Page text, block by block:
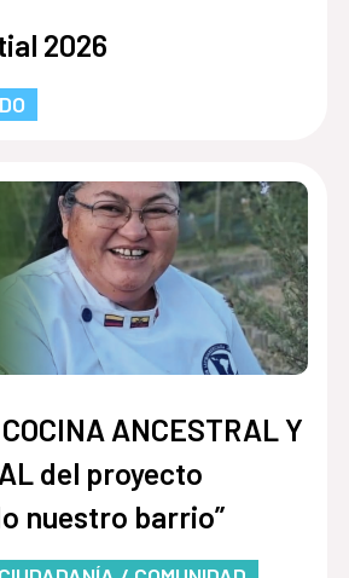
2026
ANCESTRAL Y
del proyecto
nuestro barrio”